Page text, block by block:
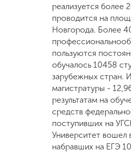
Приемная
комиссия
+7 (831) 262-26-20
реализуется более
проводится на
Новгорода. Более
пользуются
обучалось 10458
зарубежных стран.
магистратуры -
результатам на
средств
поступивших на
Университет вошел
набравших на ЕГЭ